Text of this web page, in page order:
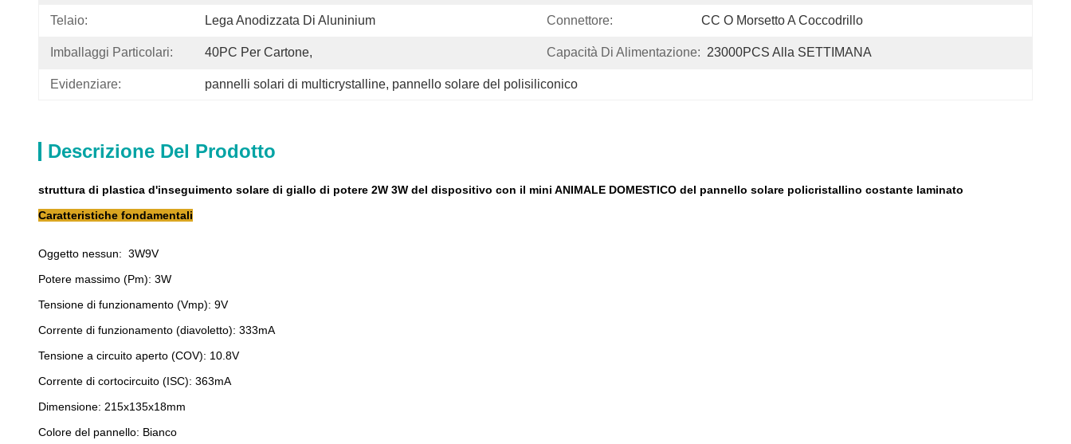
Telaio: Lega Anodizzata Di Aluninium Connettore: CC O Morsetto A Coccodrillo
Imballaggi Particolari: 40PC Per Cartone, Capacità Di Alimentazione: 23000PCS Alla SETTIMANA
Evidenziare: pannelli solari di multicrystalline, pannello solare del polisiliconico
Descrizione Del Prodotto
struttura di plastica d'inseguimento solare di giallo di potere 2W 3W del dispositivo con il mini ANIMALE DOMESTICO del pannello solare policristallino costante laminato
Caratteristiche fondamentali
Oggetto nessun: 3W9V
Potere massimo (Pm): 3W
Tensione di funzionamento (Vmp): 9V
Corrente di funzionamento (diavoletto): 333mA
Tensione a circuito aperto (COV): 10.8V
Corrente di cortocircuito (ISC): 363mA
Dimensione: 215x135x18mm
Colore del pannello: Bianco